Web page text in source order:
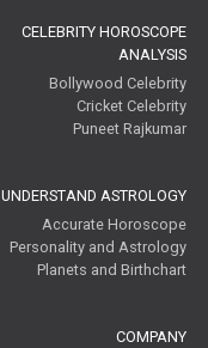
CELEBRITY HOROSCOPE
ANALYSIS
Bollywood Celebrity
Cricket Celebrity
Puneet Rajkumar
UNDERSTAND ASTROLOGY
Accurate Horoscope
Personality and Astrology
Planets and Birthchart
COMPANY